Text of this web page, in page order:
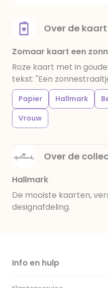
Over de kaart
Zomaar kaart een
Roze kaart met in
tekst: "Een
Papier Hallmark
Vrouw
Over de
Hallmark
De mooiste kaarten,
designafdeling.
Info en hulp